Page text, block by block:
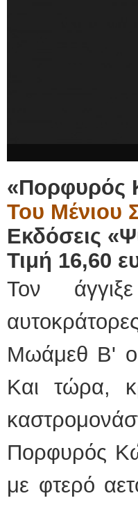
«Πορφυρός
Του Μένιου
Εκδόσεις
Τιμή 16,60
Τον
Μωάμεθ Β' ο
Και τώρα,
Πορφυρός
με φτερό